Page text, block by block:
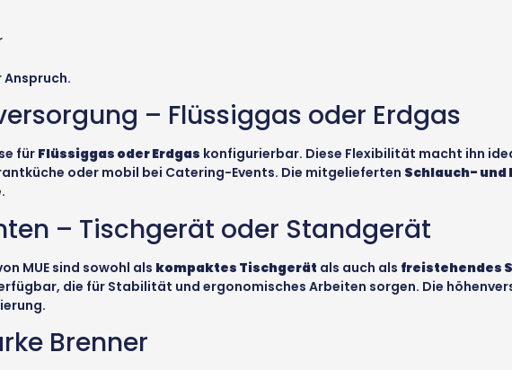
Anspruch.
– Flüssiggas oder Erdgas
fürFlüssiggas oder Erdgas konfigurierbar. Diese Flexibilität macht ihn
oder mobil bei Catering-Events. Die mitgelieferten Schlauch- und
– Tischgerät oder Standgerät
MUE sind sowohl als kompaktes Tischgerät als auch als freistehendes
die für Stabilität und ergonomisches Arbeiten sorgen. Die
Brenner